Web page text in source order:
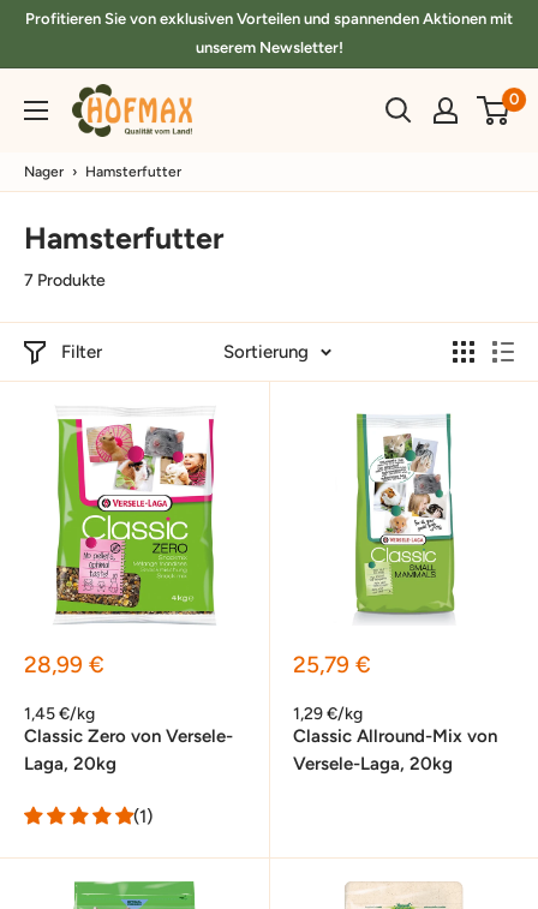
DirektProfitieren Sie von exklusiven Vorteilen und spannenden Aktionen mit
unserem Newsletter!
hofmax.de 0
Nager › Hamsterfutter
Hamsterfutter
7 Produkte
Filter Sortierung
Sonderpreis
28,99 €
1,45 €/kg
Classic Zero von Versele-
Laga, 20kg
(1)
Sonderpreis
25,79 €
1,29 €/kg
Classic Allround-Mix von
Versele-Laga, 20kg